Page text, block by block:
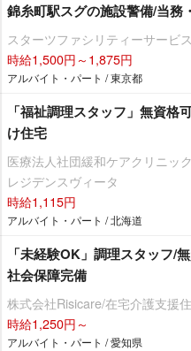
錦糸町駅スグの施設警備/当務
スターツファシリティーサービ
時給1,500円～1,875円
アルバイト・パート / 東京都
「福祉調理スタッフ」無資格
け住宅
医療法人社団緩和ケアクリニッ
レジデンスヴィータ
時給1,115円
アルバイト・パート / 北海道
「未経験OK」調理スタッフ/
社会保障完備
株式会社Risicare/在宅介護支援
時給1,250円～
アルバイト・パート / 愛知県